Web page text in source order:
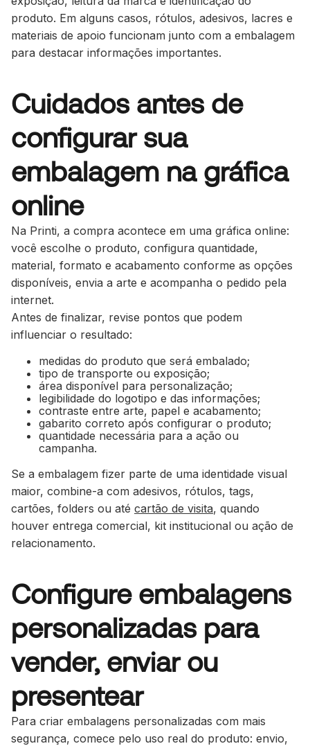
produto. Em alguns casos, rótulos, adesivos, lacres e
materiais de apoio funcionam junto com a embalagem
para destacar informações importantes.
Cuidados antes de
configurar sua
embalagem na gráfica
online
Na Printi, a compra acontece em uma gráfica online:
você escolhe o produto, configura quantidade,
material, formato e acabamento conforme as opções
disponíveis, envia a arte e acompanha o pedido pela
internet.
Antes de finalizar, revise pontos que podem
influenciar o resultado:
medidas do produto que será embalado;
tipo de transporte ou exposição;
área disponível para personalização;
legibilidade do logotipo e das informações;
contraste entre arte, papel e acabamento;
gabarito correto após configurar o produto;
quantidade necessária para a ação ou
campanha.
Se a embalagem fizer parte de uma identidade visual
maior, combine-a com adesivos, rótulos, tags,
cartões, folders ou até cartão de visita, quando
houver entrega comercial, kit institucional ou ação de
relacionamento.
Configure embalagens
personalizadas para
vender, enviar ou
presentear
Para criar embalagens personalizadas com mais
segurança, comece pelo uso real do produto: envio,